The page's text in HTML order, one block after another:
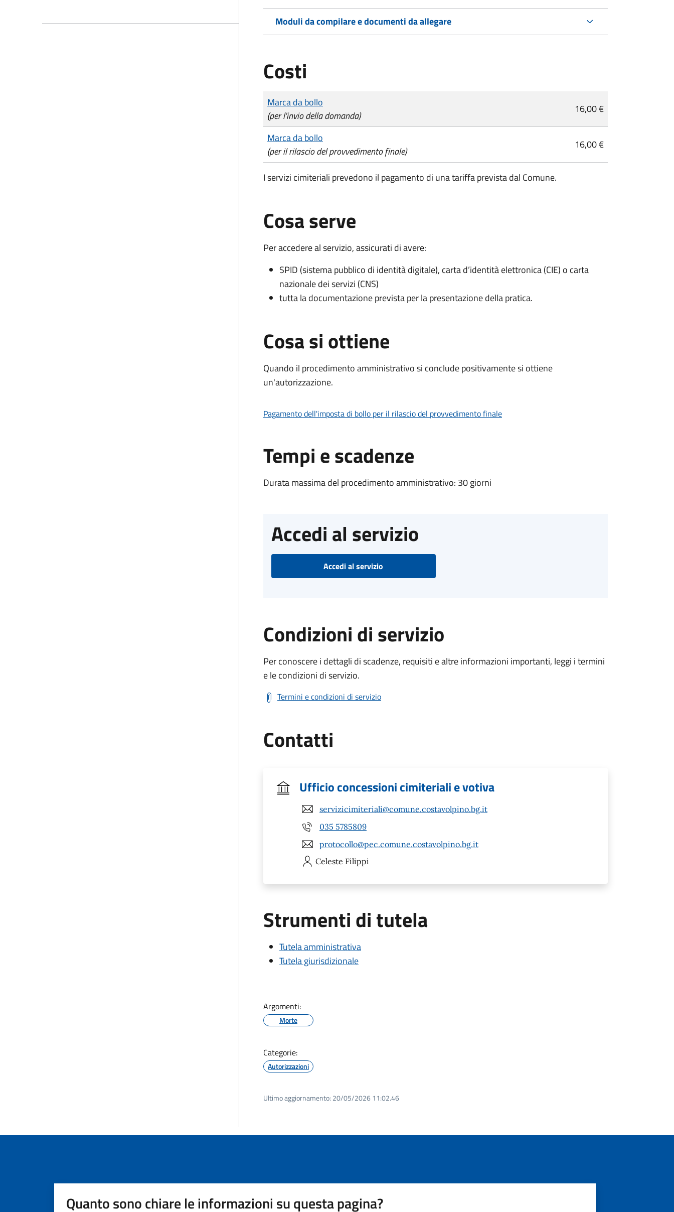
Moduli da compilare e documenti da allegare
Costi
Tipo di pagamento
Importo
Marca da bollo
(per l'invio della domanda)
16,00 €
Marca da bollo
(per il rilascio del provvedimento finale)
16,00 €
I servizi cimiteriali prevedono il pagamento di una tariffa prevista dal Comune.
Cosa serve
Per accedere al servizio, assicurati di avere:
SPID (sistema pubblico di identità digitale), carta d’identità elettronica (CIE) o carta
nazionale dei servizi (CNS)
tutta la documentazione prevista per la presentazione della pratica.
Cosa si ottiene
Quando il procedimento amministrativo si conclude positivamente si ottiene
un'autorizzazione.
Pagamento dell'imposta di bollo per il rilascio del provvedimento finale
Tempi e scadenze
Durata massima del procedimento amministrativo: 30 giorni
Accedi al servizio
Accedi al servizio
Condizioni di servizio
Per conoscere i dettagli di scadenze, requisiti e altre informazioni importanti, leggi i termini
e le condizioni di servizio.
Termini e condizioni di servizio
Contatti
Ufficio concessioni cimiteriali e votiva
servizicimiteriali@comune.costavolpino.bg.it
035 5785809
protocollo@pec.comune.costavolpino.bg.it
Celeste Filippi
Strumenti di tutela
Tutela amministrativa
Tutela giurisdizionale
Argomenti:
Morte
Categorie:
Autorizzazioni
Ultimo aggiornamento: 20/05/2026 11:02.46
Quanto sono chiare le informazioni su questa pagina?